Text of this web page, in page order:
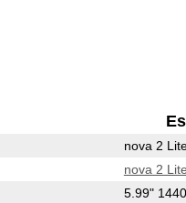
nova 2
nova 2 Lite
5.99"